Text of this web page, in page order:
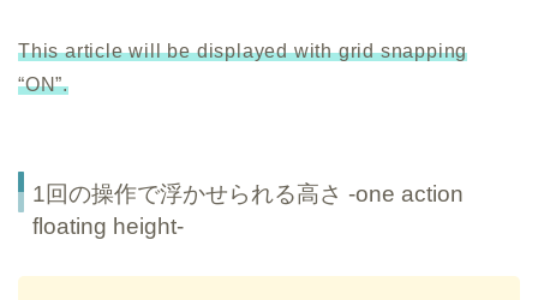
This article will be displayed with grid snapping
“ON”.
1回の操作で浮かせられる高さ -one action
floating height-